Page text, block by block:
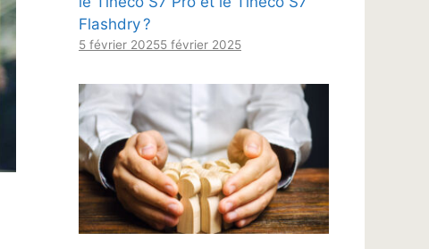
Flashdry ?
5 février 20255 février 2025